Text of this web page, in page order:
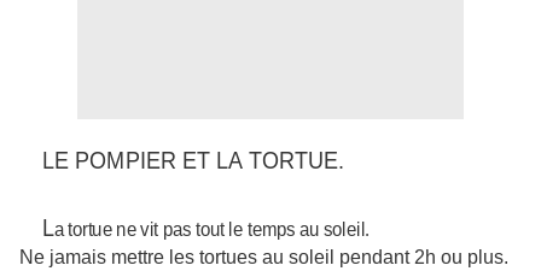
LE POMPIER ET LA TORTUE.
La tortue ne vit pas tout le temps au soleil.
Ne jamais mettre les tortues au soleil pendant 2h ou plus.